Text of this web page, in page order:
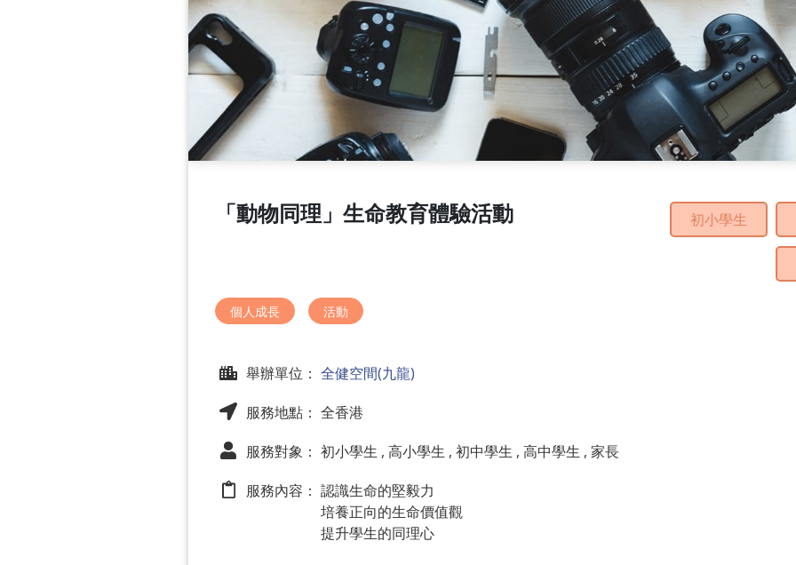
「動物同理」生命教育體驗活動 初小學生
個人成長 活動
舉辦單位： 全健空間(九龍)
服務地點： 全香港
服務對象： 初小學生 , 高小學生 , 初中學生 , 高中學生 , 家長
服務內容： 認識生命的堅毅力
培養正向的生命價值觀
提升學生的同理心